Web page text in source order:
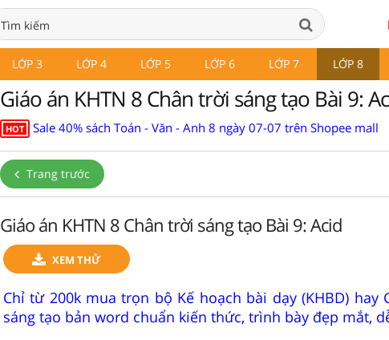
LỚP 3 LỚP 4 LỚP 5 LỚP 6 LỚP 7 LỚP 8
Giáo án KHTN 8 Chân trời sáng tạo Bài 9:
HOT Sale 40% sách Toán - Văn - Anh 8 ngày 07-07 trên Shopee mall
Trang trước
Giáo án KHTN 8 Chân trời sáng tạo Bài 9: Acid
XEM THỬ
Chỉ từ 200k mua trọn bộ Kế hoạch bài dạy (KHBD) hay
sáng tạo bản word chuẩn kiến thức, trình bày đẹp mắt,